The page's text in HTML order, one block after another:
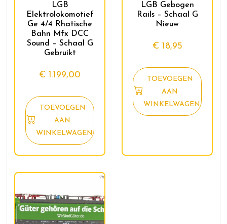
LGB
Elektrolokomotief
Ge 4/4 Rhatische
Bahn Mfx DCC
Sound – Schaal G
Gebruikt
€ 1.199,00
TOEVOEGEN
AAN
WINKELWAGEN
LGB Gebogen
Rails – Schaal G
Nieuw
€ 18,95
TOEVOEGEN
AAN
WINKELWAGEN